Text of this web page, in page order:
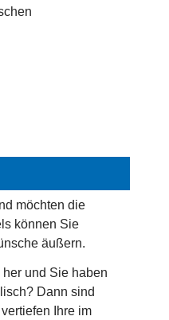
möchten die
können Sie
äußern.
und Sie haben
Dann sind
Ihre im